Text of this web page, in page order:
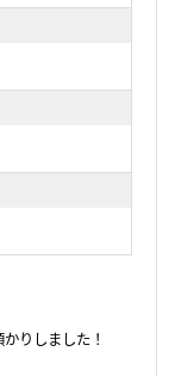
りしました！